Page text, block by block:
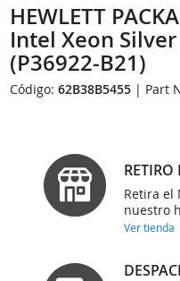
HEWLETT
Intel Xeon
(P36922-B21)
Código:62B38B5455 | Part
Retira el
nuestro
Ver tienda